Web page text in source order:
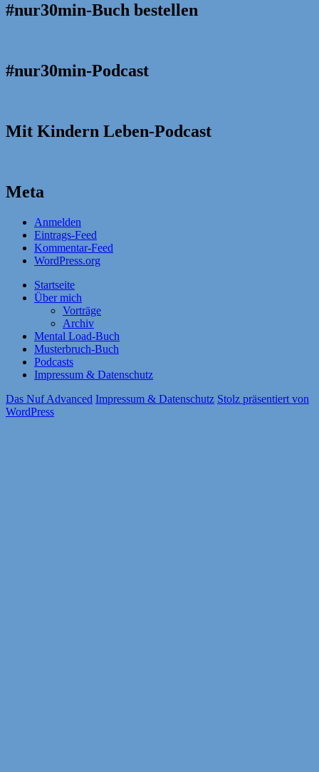
#nur30min-Buch bestellen
#nur30min-Podcast
Mit Kindern Leben-Podcast
Meta
Anmelden
Eintrags-Feed
Kommentar-Feed
WordPress.org
Startseite
Über mich
Vorträge
Archiv
Mental Load-Buch
Musterbruch-Buch
Podcasts
Impressum & Datenschutz
Das Nuf Advanced Impressum & Datenschutz Stolz präsentiert von
WordPress